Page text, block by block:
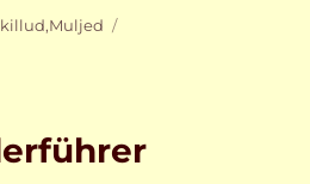
killud,Muljed